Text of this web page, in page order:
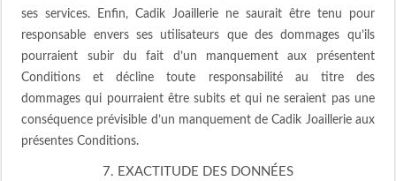
ses services. Enfin, Cadik Joaillerie ne saurait être tenu pour
responsable envers ses utilisateurs que des dommages qu’ils
pourraient subir du fait d’un manquement aux présentent
Conditions et décline toute responsabilité au titre des
dommages qui pourraient être subits et qui ne seraient pas une
conséquence prévisible d’un manquement de Cadik Joaillerie aux
présentes Conditions.
7. EXACTITUDE DES DONNÉES